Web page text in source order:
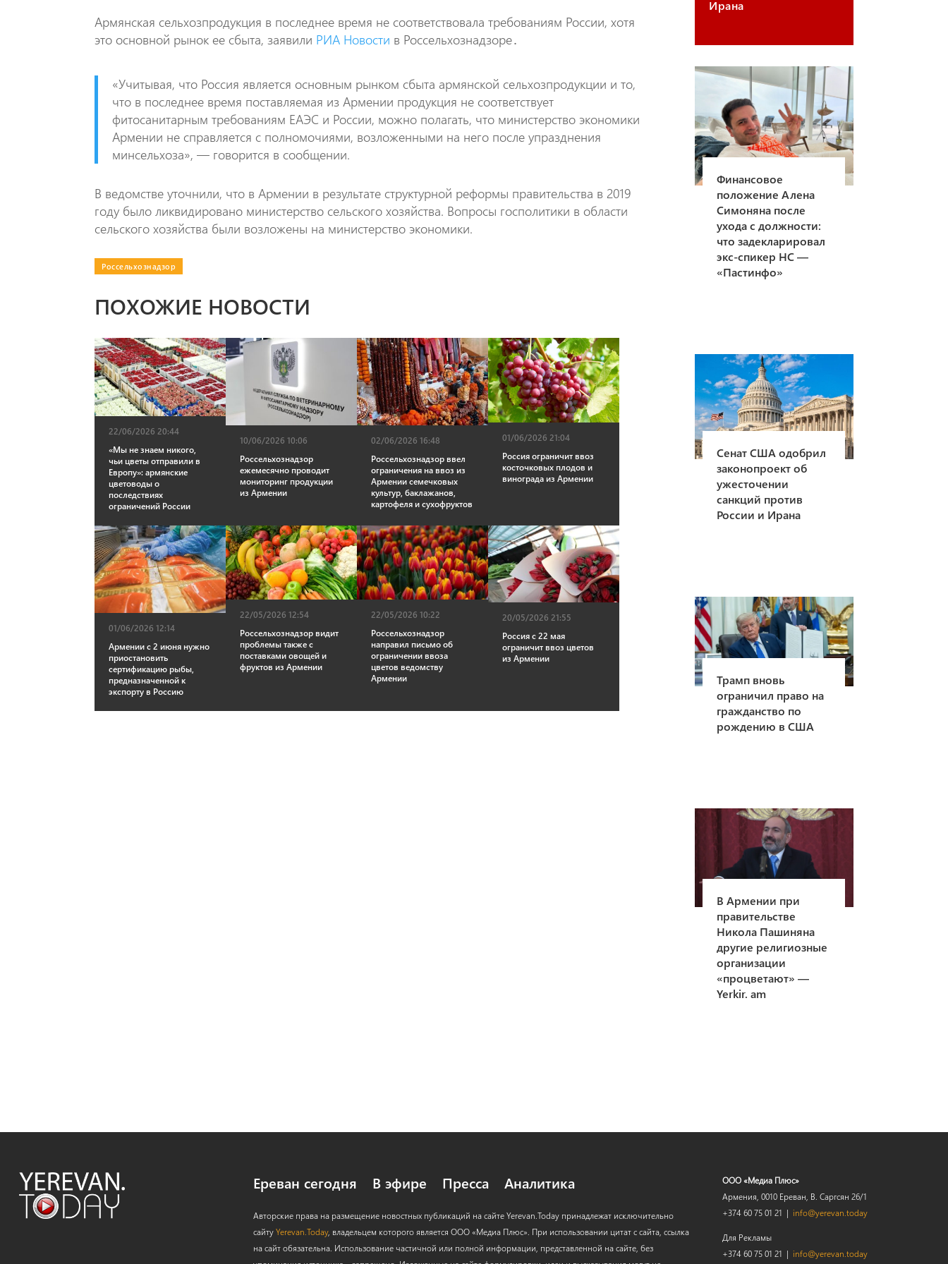
Армянская сельхозпродукция в последнее время не соответствовала требованиям России, хотя
это основной рынок ее сбыта, заявили РИА Новости в Россельхознадзоре․
«Учитывая, что Россия является основным рынком сбыта армянской сельхозпродукции и то,
что в последнее время поставляемая из Армении продукция не соответствует
фитосанитарным требованиям ЕАЭС и России, можно полагать, что министерство экономики
Армении не справляется с полномочиями, возложенными на него после упразднения
минсельхоза», — говорится в сообщении.
В ведомстве уточнили, что в Армении в результате структурной реформы правительства в 2019
году было ликвидировано министерство сельского хозяйства. Вопросы госполитики в области
сельского хозяйства были возложены на министерство экономики.
Россельхознадзор
ПОХОЖИЕ НОВОСТИ
22/06/2026 20:44
«Мы не знаем никого,
чьи цветы отправили в
Европу»: армянские
цветоводы о
последствиях
ограничений России
10/06/2026 10:06
Россельхознадзор
ежемесячно проводит
мониторинг продукции
из Армении
02/06/2026 16:48
Россельхознадзор ввел
ограничения на ввоз из
Армении семечковых
культур, баклажанов,
картофеля и сухофруктов
01/06/2026 21:04
Россия ограничит ввоз
косточковых плодов и
винограда из Армении
01/06/2026 12:14
Армении с 2 июня нужно
приостановить
сертификацию рыбы,
предназначенной к
экспорту в Россию
22/05/2026 12:54
Россельхознадзор видит
проблемы также с
поставками овощей и
фруктов из Армении
22/05/2026 10:22
Россельхознадзор
направил письмо об
ограничении ввоза
цветов ведомству
Армении
20/05/2026 21:55
Россия с 22 мая
ограничит ввоз цветов
из Армении
Ирана
Финансовое
положение Алена
Симоняна после
ухода с должности:
что задекларировал
экс-спикер НС —
«Пастинфо»
Сенат США одобрил
законопроект об
ужесточении
санкций против
России и Ирана
Трамп вновь
ограничил право на
гражданство по
рождению в США
В Армении при
правительстве
Никола Пашиняна
другие религиозные
организации
«процветают» —
Yerkir. am
Ереван сегодня В эфире Пресса Аналитика
Авторские права на размещение новостных публикаций на сайте Yerevan.Today принадлежат исключительно
сайтуYerevan.Today, владельцем которого является ООО «Медиа Плюс». При использовании цитат с сайта, ссылка
на сайт обязательна. Использование частичной или полной информации, представленной на сайте, без
ООО «Медиа Плюс»
Армения, 0010 Ереван, В. Саргсян 26/1
+374 60 75 01 21 | info@yerevan.today
Для Рекламы
+374 60 75 01 21 | info@yerevan.today